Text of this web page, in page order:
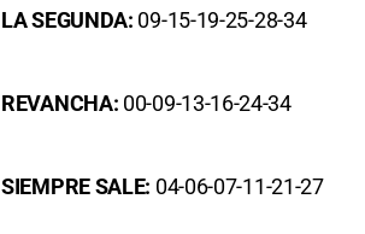
LA SEGUNDA: 09-15-19-25-28-34
REVANCHA: 00-09-13-16-24-34
SIEMPRE SALE: 04-06-07-11-21-27